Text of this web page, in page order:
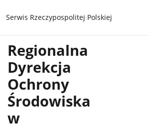
gov.pl
Serwis Rzeczypospolitej Polskiej
Regionalna
Dyrekcja
Ochrony
Środowiska
w